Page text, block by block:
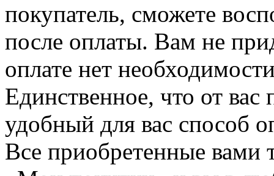
покупатель, сможете
после оплаты. Вам не
оплате нет
Единственное, что от вас
удобный для вас способ
Все приобретенные вами